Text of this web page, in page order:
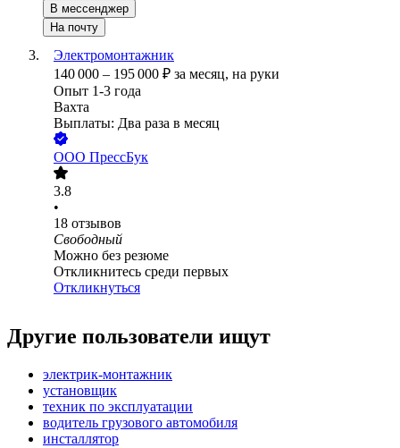
В мессенджер
На почту
Электромонтажник
140 000 – 195 000 ₽ за месяц, на руки
Опыт 1-3 года
Вахта
Выплаты: Два раза в месяц
ООО ПрессБук
3.8
•
18 отзывов
Свободный
Можно без резюме
Откликнитесь среди первых
Откликнуться
Другие пользователи ищут
электрик-монтажник
установщик
техник по эксплуатации
водитель грузового автомобиля
инсталлятор